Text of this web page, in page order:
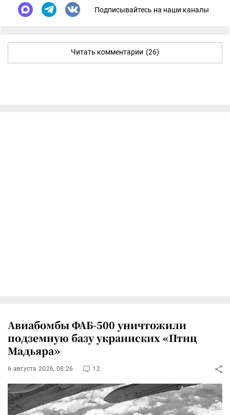
Подписывайтесь на наши каналы
Читать комментарии (26)
Авиабомбы ФАБ-500 уничтожили
подземную базу украинских «Птиц
Мадьяра»
6 августа 2026, 08:26 12